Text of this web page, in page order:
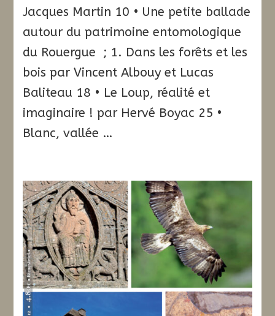
Jacques Martin 10 • Une petite ballade
autour du patrimoine entomologique
du Rouergue ; 1. Dans les forêts et les
bois par Vincent Albouy et Lucas
Baliteau 18 • Le Loup, réalité et
imaginaire ! par Hervé Boyac 25 •
Blanc, vallée …